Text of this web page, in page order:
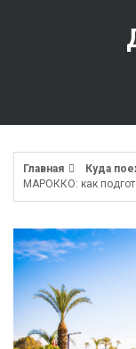
Главная
Куда
МАРОККО: как